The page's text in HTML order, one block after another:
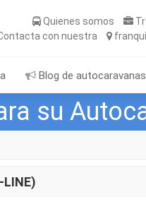
Quienes somos
con nuestra
Blog de autocaravanas
su